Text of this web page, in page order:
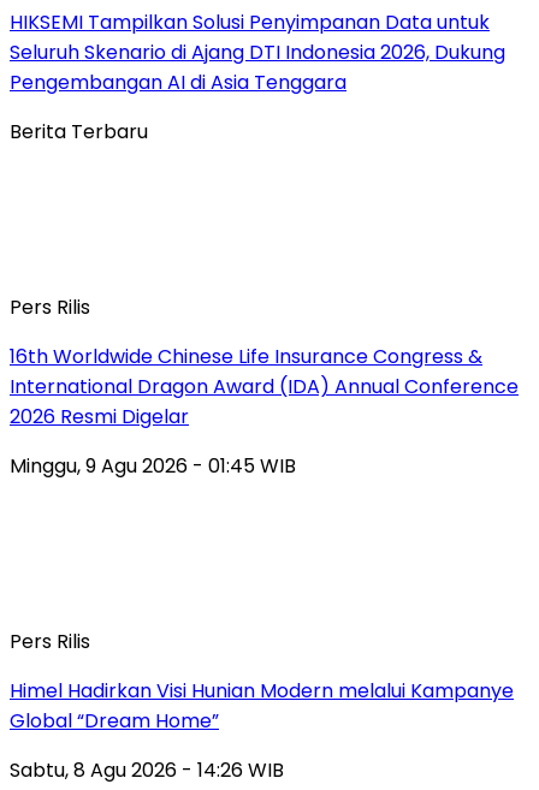
HIKSEMI Tampilkan Solusi Penyimpanan Data untuk
Seluruh Skenario di Ajang DTI Indonesia 2026, Dukung
Pengembangan AI di Asia Tenggara
Berita Terbaru
Pers Rilis
16th Worldwide Chinese Life Insurance Congress &
International Dragon Award (IDA) Annual Conference
2026 Resmi Digelar
Minggu, 9 Agu 2026 - 01:45 WIB
Pers Rilis
Himel Hadirkan Visi Hunian Modern melalui Kampanye
Global “Dream Home”
Sabtu, 8 Agu 2026 - 14:26 WIB